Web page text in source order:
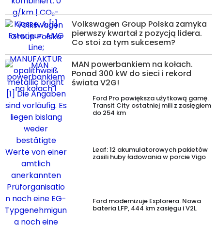
Volkswagen Group Polska zamyka
pierwszy kwartał z pozycją lidera.
Co stoi za tym sukcesem?
MAN powerbankiem na kołach.
Ponad 300 kW do sieci i rekord
świata V2G!
Ford Pro powiększa użytkową gamę.
Transit City ostatniej mili z zasięgiem
do 254 km
Leaf: 12 akumulatorowych pakietów
zasili huby ładowania w porcie Vigo
Ford modernizuje Explorera. Nowa
bateria LFP, 444 km zasięgu i V2L